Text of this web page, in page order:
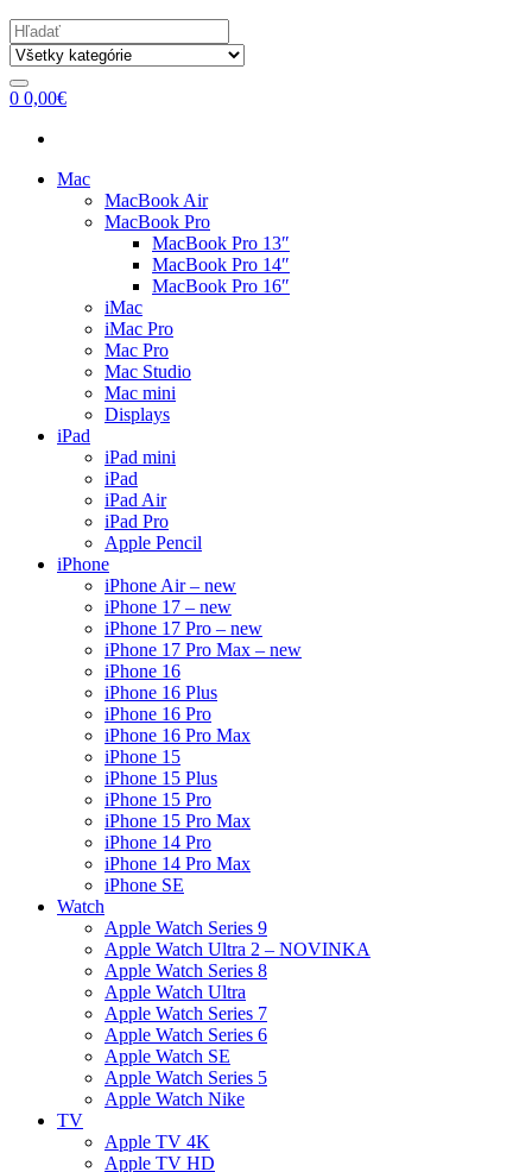
Search
for:
0 0,00€
Mac
MacBook Air
MacBook Pro
MacBook Pro 13″
MacBook Pro 14″
MacBook Pro 16″
iMac
iMac Pro
Mac Pro
Mac Studio
Mac mini
Displays
iPad
iPad mini
iPad
iPad Air
iPad Pro
Apple Pencil
iPhone
iPhone Air – new
iPhone 17 – new
iPhone 17 Pro – new
iPhone 17 Pro Max – new
iPhone 16
iPhone 16 Plus
iPhone 16 Pro
iPhone 16 Pro Max
iPhone 15
iPhone 15 Plus
iPhone 15 Pro
iPhone 15 Pro Max
iPhone 14 Pro
iPhone 14 Pro Max
iPhone SE
Watch
Apple Watch Series 9
Apple Watch Ultra 2 – NOVINKA
Apple Watch Series 8
Apple Watch Ultra
Apple Watch Series 7
Apple Watch Series 6
Apple Watch SE
Apple Watch Series 5
Apple Watch Nike
TV
Apple TV 4K
Apple TV HD